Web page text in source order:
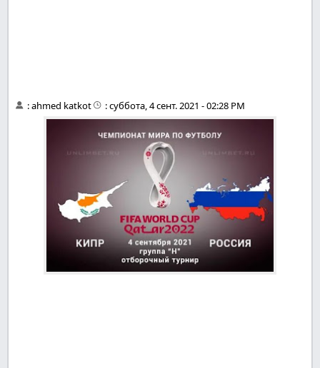
:ahmed katkot :суббота, 4 сент. 2021 - 02:28 PM